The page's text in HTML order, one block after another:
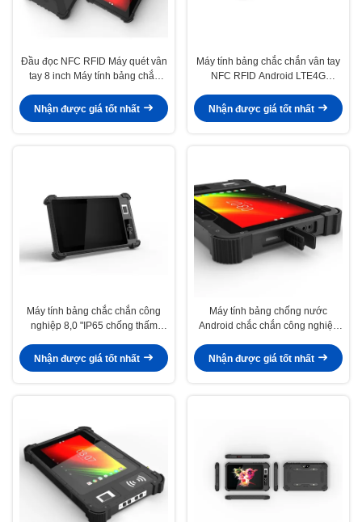
Đầu đọc NFC RFID Máy quét vân
tay 8 inch Máy tính bảng chắc
vạch 2D
Nhận được giá tốt nhất
Máy tính bảng chắc chắn vân tay
NFC RFID Android LTE4G
Nhận được giá tốt nhất
Máy tính bảng chắc chắn công
nghiệp 8,0 "IP65 chống thấm
Đầu đọc RFID
Nhận được giá tốt nhất
Máy tính bảng chống nước
Android chắc chắn công nghiệp
vạch 2D 1D
Nhận được giá tốt nhất